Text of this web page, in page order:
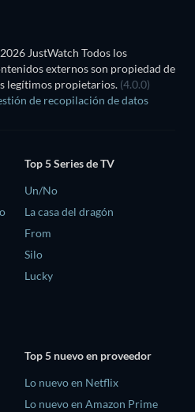
JustWatch Todos los
externos son propiedad de
legítimos propietarios. (4.0.0)
de recopilación de datos
Top 5 Series de TV
Un/No
La casa del dragón
From
Silo
Lucky
Top 5 nuevo en proveedor
Lo nuevo en Netflix
Lo nuevo en Amazon Prime